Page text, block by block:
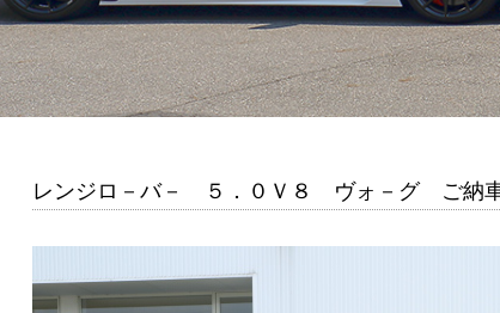
レンジロ－バ－ ５．０Ｖ８ ヴォ－グ ご納